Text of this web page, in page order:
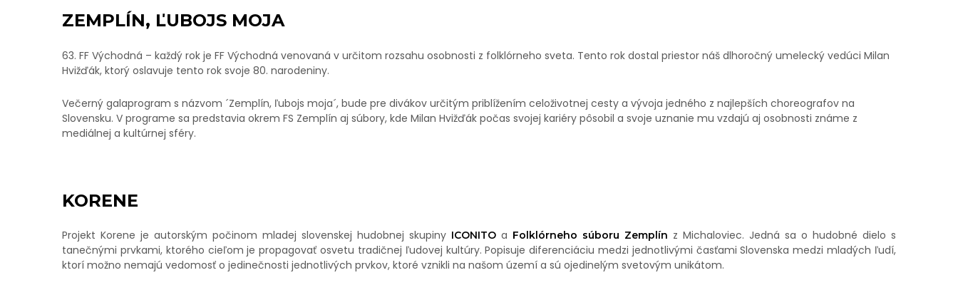
ZEMPLÍN, ĽUBOJS MOJA
63. FF Východná – každý rok je FF Východná venovaná v určitom rozsahu osobnosti z folklórneho sveta. Tento rok dostal priestor náš dlhoročný umelecký vedúci Milan
Hvižďák, ktorý oslavuje tento rok svoje 80. narodeniny.
Večerný galaprogram s názvom ´Zemplín, ľubojs moja´, bude pre divákov určitým priblížením celoživotnej cesty a vývoja jedného z najlepších choreografov na
Slovensku. V programe sa predstavia okrem FS Zemplín aj súbory, kde Milan Hvižďák počas svojej kariéry pôsobil a svoje uznanie mu vzdajú aj osobnosti známe z
mediálnej a kultúrnej sféry.
KORENE
Projekt Korene je autorským počinom mladej slovenskej hudobnej skupiny ICONITO a Folklórneho súboru Zemplín z Michaloviec. Jedná sa o hudobné dielo s
tanečnými prvkami, ktorého cieľom je propagovať osvetu tradičnej ľudovej kultúry. Popisuje diferenciáciu medzi jednotlivými časťami Slovenska medzi mladých ľudí,
ktorí možno nemajú vedomosť o jedinečnosti jednotlivých prvkov, ktoré vznikli na našom území a sú ojedinelým svetovým unikátom.